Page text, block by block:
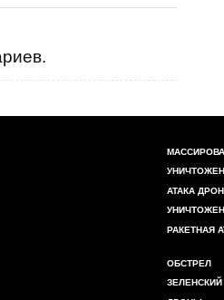
АТАКА
РАКЕТНАЯ
ОБСТРЕЛ